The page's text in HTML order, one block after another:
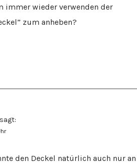
immer wieder verwenden der
zum anheben?
sagt:
den Deckel natürlich auch nur an